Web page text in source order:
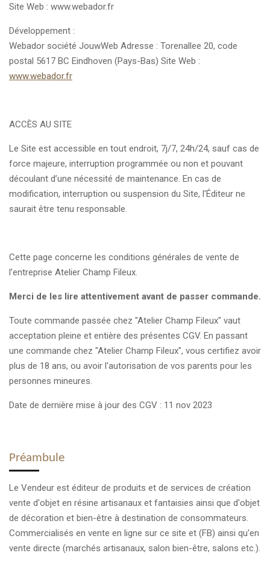
Site Web : www.webador.fr
Développement :
Webador société JouwWeb Adresse : Torenallee 20, code
postal 5617 BC Eindhoven (Pays-Bas) Site Web :
www.webador.fr
ACCÈS AU SITE
Le Site est accessible en tout endroit, 7j/7, 24h/24, sauf cas de
force majeure, interruption programmée ou non et pouvant
découlant d’une nécessité de maintenance. En cas de
modification, interruption ou suspension du Site, l'Éditeur ne
saurait être tenu responsable.
Cette page concerne les conditions générales de vente de
l’entreprise Atelier Champ Fileux.
Merci de les lire attentivement avant de passer commande.
Toute commande passée chez "Atelier Champ Fileux" vaut
acceptation pleine et entière des présentes CGV. En passant
une commande chez "Atelier Champ Fileux", vous certifiez avoir
plus de 18 ans, ou avoir l'autorisation de vos parents pour les
personnes mineures.
Date de dernière mise à jour des CGV : 11 nov 2023
Préambule
Le Vendeur est éditeur de produits et de services de création
vente d'objet en résine artisanaux et fantaisies ainsi que d'objet
de décoration et bien-être à destination de consommateurs.
Commercialisés en vente en ligne sur ce site et (FB) ainsi qu'en
vente directe (marchés artisanaux, salon bien-être, salons etc.).